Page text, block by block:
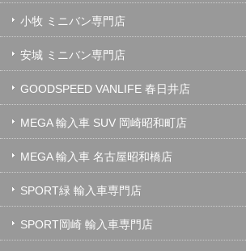
小牧 ミニバン専門店
安城 ミニバン専門店
GOODSPEED VANLIFE 春日井店
MEGA 輸入車 SUV 岡崎昭和町店
MEGA 輸入車 名古屋昭和橋店
SPORT緑 輸入車専門店
SPORT岡崎 輸入車専門店